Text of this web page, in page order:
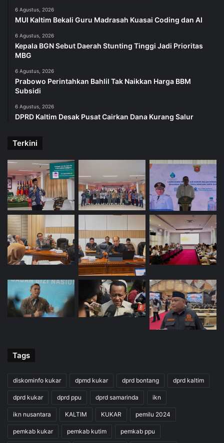
6 Agustus, 2026
MUI Kaltim Bekali Guru Madrasah Kuasai Coding dan AI
6 Agustus, 2026
Kepala BGN Sebut Daerah Stunting Tinggi Jadi Prioritas
MBG
6 Agustus, 2026
Prabowo Perintahkan Bahlil Tak Naikkan Harga BBM
Subsidi
6 Agustus, 2026
DPRD Kaltim Desak Pusat Cairkan Dana Kurang Salur
Terkini
Tags
diskominfo kukar dpmd kukar dprd bontang dprd kaltim
dprd kukar dprd ppu dprd samarinda ikn
ikn nusantara KALTIM KUKAR pemilu 2024
pemkab kukar pemkab kutim pemkab ppu